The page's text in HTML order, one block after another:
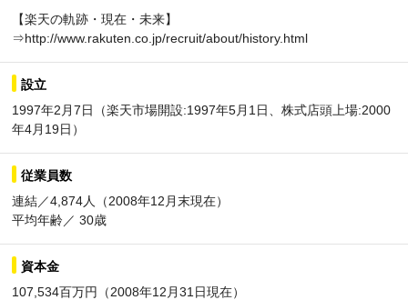
【楽天の軌跡・現在・未来】
⇒http://www.rakuten.co.jp/recruit/about/history.html
設立
1997年2月7日（楽天市場開設:1997年5月1日、株式店頭上場:2000
年4月19日）
従業員数
連結／4,874人（2008年12月末現在）
平均年齢／ 30歳
資本金
107,534百万円（2008年12月31日現在）